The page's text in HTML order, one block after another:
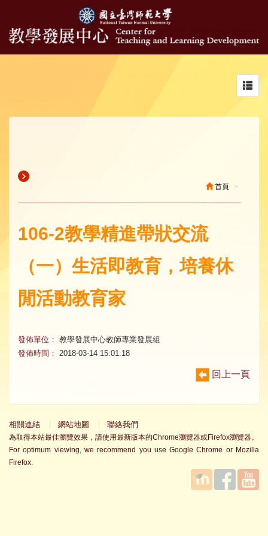
首頁
106-2教學精進帶狀交流
（一）生活即教育，培養休
閒活動教育家
發佈單位： 教學發展中心教師專業發展組
發佈時間：
2018-03-14 15:01:18
回上一頁
相關連結 網站地圖 聯絡我們
為取得本站最佳瀏覽效果，請使用最新版本的Chrome瀏覽器或Firefox瀏覽器。
For optimum viewing, we recommend you use Google Chrome or Mozilla
Firefox.